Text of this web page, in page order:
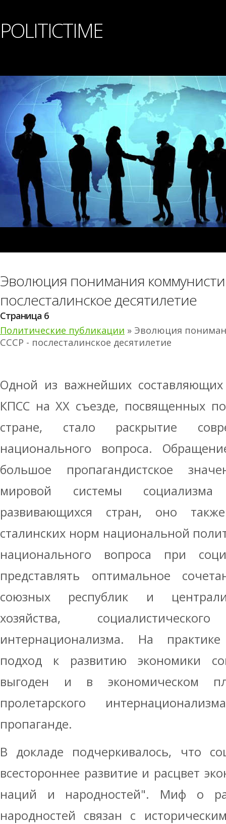
POLITICTIME
Эволюция понимания
послесталинское десятилетие
Страница 6
Политические публикации » Эволюция
СССР - послесталинское десятилетие
Одной из важнейших
КПСС на XX съезде, посвященных
стране, стало раскрытие
национального вопроса.
большое пропагандистское
мировой системы
развивающихся стран, оно
сталинских норм национальной
национального вопроса при
представлять оптимальное
союзных республик и
хозяйства,
интернационализма. На
подход к развитию экономики
выгоден и в экономическом
пролетарского
пропаганде.
В докладе подчеркивалось, что
всестороннее развитие и расцвет
наций и народностей". Миф о
народностей связан с